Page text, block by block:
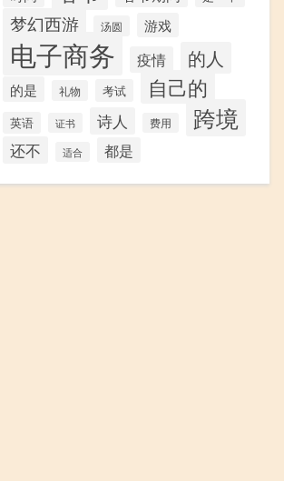
梦幻西游 汤圆 游戏
电子商务 疫情 的人
的是 礼物 考试 自己的
英语 证书 诗人 费用 跨境
还不 适合 都是